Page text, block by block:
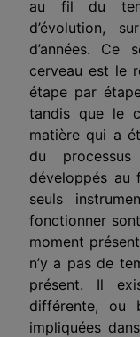
au fil du
d’évolution,
d’années.
cerveau est le
étape par
tandis que le
matière qui a
du
développés au
seuls
fonctionner
moment
n’y a pas de
présent. Il
différente, ou
impliquées